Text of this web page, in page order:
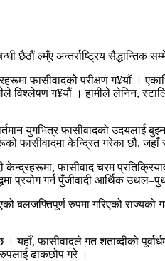
छैठौं ल्म्ँए अन्तर्राष्ट्रिय सैद्धान्तिक
फासीवादको परीक्षण ग¥यौं ।
विश्लेषण ग¥यौं । हामीले लेनिन,
युगभित्र फासीवादको
फासीवादमा केन्द्रित गरेका छौ,
केन्द्रहरूमा, फासीवाद चरम
प्रयोग गर्न पुँजीवादी आर्थिक
बलजफ्तिपूर्ण रुपमा गरिएको
यहाँ, फासीवादले गत शताब्दीको
ढाकछोप गरे ।